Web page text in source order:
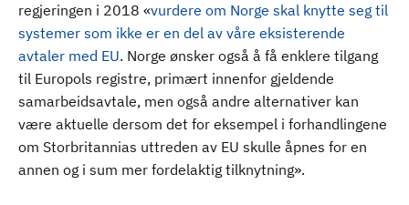
regjeringen i 2018 «vurdere om Norge skal knytte seg til
systemer som ikke er en del av våre eksisterende
avtaler med EU. Norge ønsker også å få enklere tilgang
til Europols registre, primært innenfor gjeldende
samarbeidsavtale, men også andre alternativer kan
være aktuelle dersom det for eksempel i forhandlingene
om Storbritannias uttreden av EU skulle åpnes for en
annen og i sum mer fordelaktig tilknytning».